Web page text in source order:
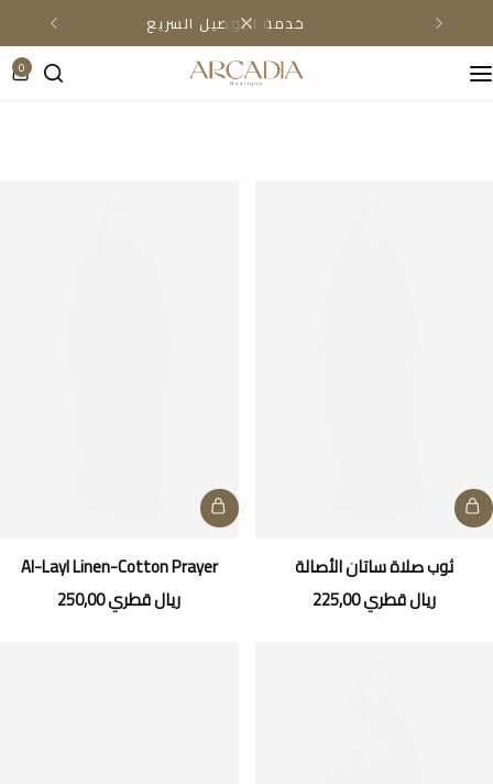
خدمة التوصيل السريع
0
ثوب صلاة ساتان الأصالة
ريال قطري225,00
Al-Layl Linen-Cotton Prayer
Dress
ريال قطري250,00